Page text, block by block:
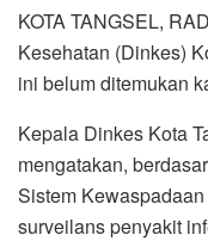
KOTA TANGSEL,
Kesehatan (Dinkes)
ini belum ditemukan
Kepala Dinkes Kota
mengatakan,
Sistem
surveilans penyakit